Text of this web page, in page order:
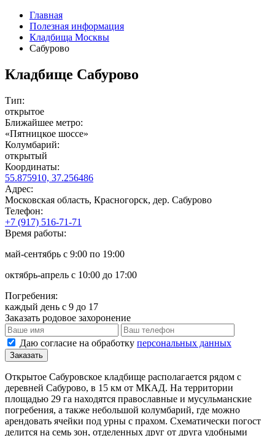
Главная
Полезная информация
Кладбища Москвы
Сабурово
Кладбище Сабурово
Тип:
открытое
Ближайшее метро:
«Пятницкое шоссе»
Колумбарий:
открытый
Координаты:
55.875910, 37.256486
Адрес:
Московская область, Красногорск, дер. Сабурово
Телефон:
+7 (917) 516-71-71
Время работы:
май-сентябрь с 9:00 по 19:00
октябрь-апрель с 10:00 до 17:00
Погребения:
каждый день с 9 до 17
Заказать родовое захоронение
Даю согласие на обработку персональных данных
Открытое Сабуровское кладбище располагается рядом с
деревней Сабурово, в 15 км от МКАД. На территории
площадью 29 га находятся православные и мусульманские
погребения, а также небольшой колумбарий, где можно
арендовать ячейки под урны с прахом. Схематически погост
делится на семь зон, отделенных друг от друга удобными